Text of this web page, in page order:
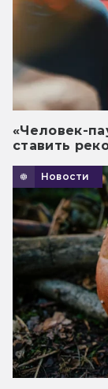
«Человек-
ставить
Новости